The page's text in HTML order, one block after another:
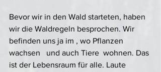
Bevor wir in den Wald starteten, haben
wir die Waldregeln besprochen. Wir
befinden uns ja im , wo Pflanzen
wachsen   und auch Tiere  wohnen. Das
ist der Lebensraum für alle. Laute